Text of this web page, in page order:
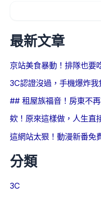
最新文章
京站美食暴動！排隊也要
3C認證沒過，手機爆炸我
## 租屋族福音！房東不
欸！原來這樣做，人生直
這網站太狠！動漫新番免
分類
3C